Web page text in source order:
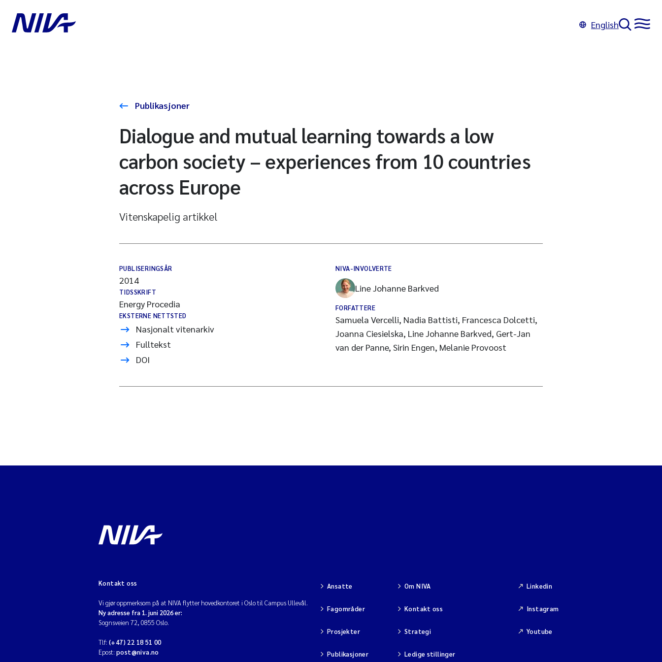
English
Publikasjoner
Dialogue and mutual learning towards a low
carbon society – experiences from 10 countries
across Europe
Vitenskapelig artikkel
PUBLISERINGSÅR
2014
TIDSSKRIFT
Energy Procedia
EKSTERNE NETTSTED
Nasjonalt vitenarkiv
Fulltekst
DOI
NIVA-INVOLVERTE
Line Johanne Barkved
FORFATTERE
Samuela Vercelli, Nadia Battisti, Francesca Dolcetti,
Joanna Ciesielska, Line Johanne Barkved, Gert-Jan
van der Panne, Sirin Engen, Melanie Provoost
Kontakt oss
Vi gjør oppmerksom på at NIVA flytter hovedkontoret i Oslo til Campus Ullevål.
Ny adresse fra 1. juni 2026 er:
Sognsveien 72, 0855 Oslo.
Tlf: (+47) 22 18 51 00
Epost: post@niva.no
Ansatte
Fagområder
Prosjekter
Publikasjoner
Om NIVA
Kontakt oss
Strategi
Ledige stillinger
Linkedin
Instagram
Youtube